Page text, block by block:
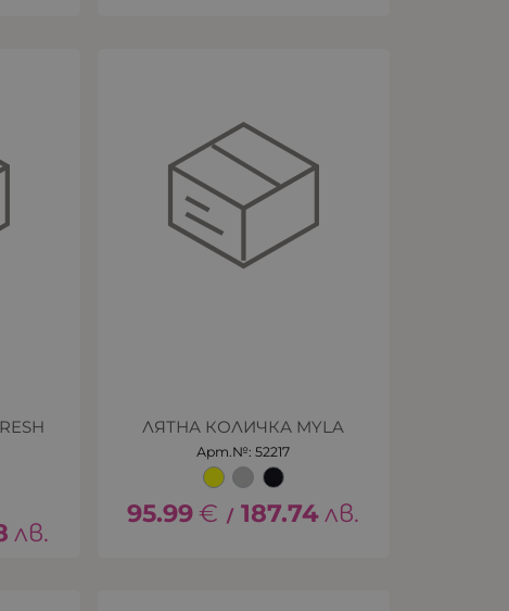
лв.
ЛЯТНА КОЛИЧКА MYLA
Арт.№: 52217
95.99€ / 187.74лв.